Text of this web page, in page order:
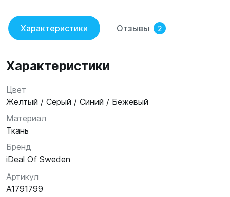
Характеристики Отзывы 2
Характеристики
Цвет
Желтый / Серый / Синий / Бежевый
Материал
Ткань
Бренд
iDeal Of Sweden
Артикул
A1791799